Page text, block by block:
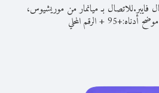
فايبر.للاتصال بـ ميانمار من موريشيوس،
أدناه:+
95
+الرقم المحلي